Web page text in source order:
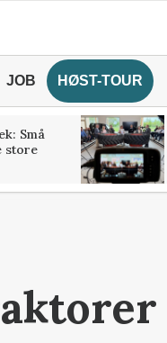
JOB HØST-TOUR
Små
store